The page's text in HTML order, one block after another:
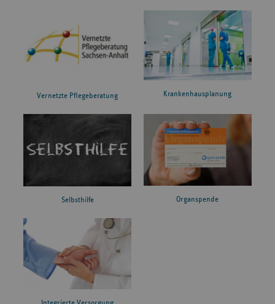
Vernetzte Pflegeberatung Krankenhausplanung
Selbsthilfe Organspende